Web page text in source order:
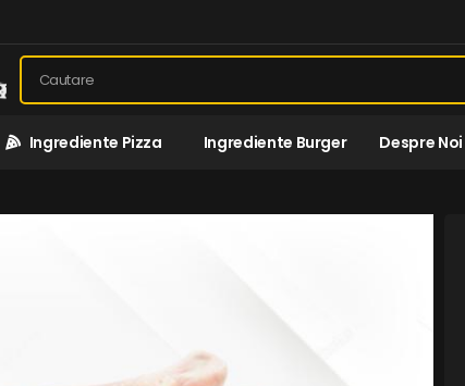
Ingrediente Pizza Ingrediente Burger Despre Noi